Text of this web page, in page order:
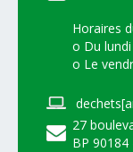
Horaires
o Du
o Le
27
BP 90184